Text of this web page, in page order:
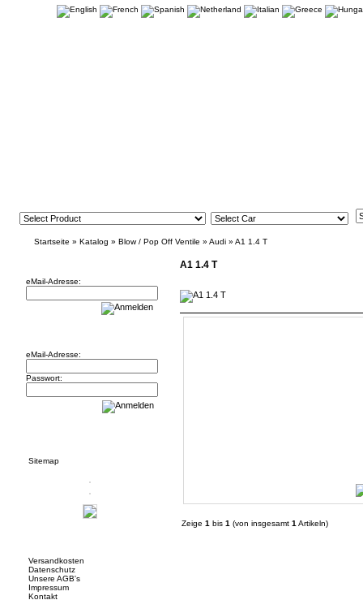
Startseite » Katalog » Blow / Pop Off Ventile » Audi » A1 1.4 T
eMail-Adresse:
eMail-Adresse:
Passwort:
Sitemap
Versandkosten
Datenschutz
Unsere AGB's
Impressum
Kontakt
A1 1.4 T
Zeige 1 bis 1 (von insgesamt 1 Artikeln)